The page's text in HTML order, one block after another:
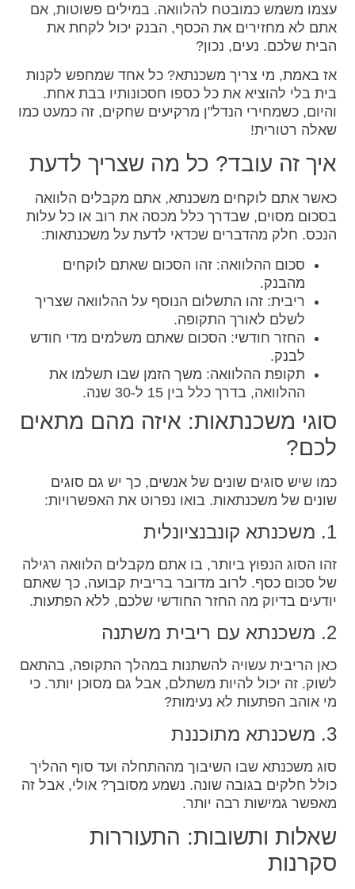
עצמו משמש כמובטח להלוואה. במילים פשוטות, אם
אתם לא מחזירים את הכסף, הבנק יכול לקחת את
הבית שלכם. נעים, נכון?
אז באמת, מי צריך משכנתא? כל אחד שמחפש לקנות
בית בלי להוציא את כל כספו חסכונותיו בבת אחת.
והיום, כשמחירי הנדל"ן מרקיעים שחקים, זה כמעט כמו
שאלה רטורית!
איך זה עובד? כל מה שצריך לדעת
כאשר אתם לוקחים משכנתא, אתם מקבלים הלוואה
בסכום מסוים, שבדרך כלל מכסה את רוב או כל עלות
הנכס. חלק מהדברים שכדאי לדעת על משכנתאות:
סכום ההלוואה: זהו הסכום שאתם לוקחים
מהבנק.
ריבית: זהו התשלום הנוסף על ההלוואה שצריך
לשלם לאורך התקופה.
החזר חודשי: הסכום שאתם משלמים מדי חודש
לבנק.
תקופת ההלוואה: משך הזמן שבו תשלמו את
ההלוואה, בדרך כלל בין 15 ל-30 שנה.
סוגי משכנתאות: איזה מהם מתאים
לכם?
כמו שיש סוגים שונים של אנשים, כך יש גם סוגים
שונים של משכנתאות. בואו נפרוט את האפשרויות:
1. משכנתא קונבנציונלית
זהו הסוג הנפוץ ביותר, בו אתם מקבלים הלוואה רגילה
של סכום כסף. לרוב מדובר בריבית קבועה, כך שאתם
יודעים בדיוק מה החזר החודשי שלכם, ללא הפתעות.
2. משכנתא עם ריבית משתנה
כאן הריבית עשויה להשתנות במהלך התקופה, בהתאם
לשוק. זה יכול להיות משתלם, אבל גם מסוכן יותר. כי
מי אוהב הפתעות לא נעימות?
3. משכנתא מתוכננת
סוג משכנתא שבו השיבוך מההתחלה ועד סוף ההליך
כולל חלקים בגובה שונה. נשמע מסובך? אולי, אבל זה
מאפשר גמישות רבה יותר.
שאלות ותשובות: התעוררות
סקרנות